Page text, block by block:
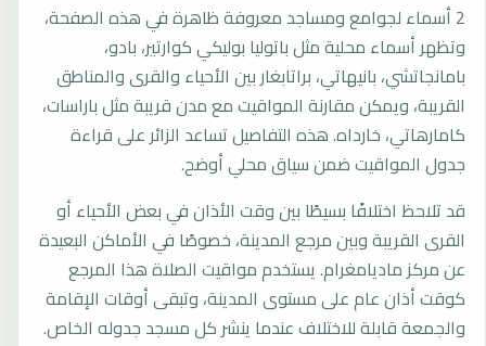
2 أسماء لجوامع ومساجد معروفة ظاهرة في هذه الصفحة،
وتظهر أسماء محلية مثل باتوليا بوليكي كوارتير، بادو،
بامانجاتشي، بانيهاتي، براتابغار بين الأحياء والقرى والمناطق
القريبة، ويمكن مقارنة المواقيت مع مدن قريبة مثل باراسات،
كامارهاتي، خارداه. هذه التفاصيل تساعد الزائر على قراءة
جدول المواقيت ضمن سياق محلي أوضح.
قد تلاحظ اختلافًا بسيطًا بين وقت الأذان في بعض الأحياء أو
القرى القريبة وبين مرجع المدينة، خصوصًا في الأماكن البعيدة
عن مركز ماديامغرام. يستخدم مواقيت الصلاة هذا المرجع
كوقت أذان عام على مستوى المدينة، وتبقى أوقات الإقامة
والجمعة قابلة للاختلاف عندما ينشر كل مسجد جدوله الخاص.